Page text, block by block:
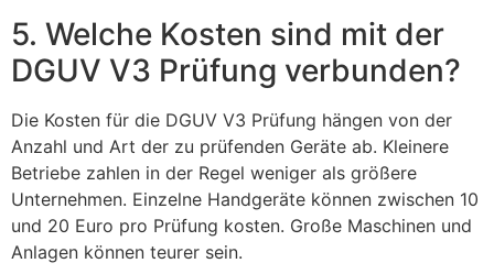
5. Welche Kosten sind mit der
DGUV V3 Prüfung verbunden?
Die Kosten für die DGUV V3 Prüfung hängen von der
Anzahl und Art der zu prüfenden Geräte ab. Kleinere
Betriebe zahlen in der Regel weniger als größere
Unternehmen. Einzelne Handgeräte können zwischen 10
und 20 Euro pro Prüfung kosten. Große Maschinen und
Anlagen können teurer sein.